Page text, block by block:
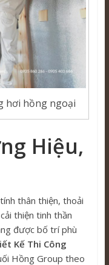
hơi hồng ngoại
Hiệu,
thân thiện, thoải
thiện tinh thần
được bố trí phù
Kế Thi Công
Hồng Group theo